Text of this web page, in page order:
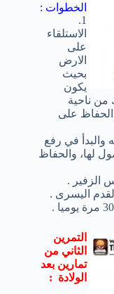
الخطوات :
1.
الاستلقاء
على
الارض
بحيث
يكون
من ناحية
على
والبدأ في رفع
لها، والحفاظ
التمرين
الثاني من
تمارين بعد
الولادة :